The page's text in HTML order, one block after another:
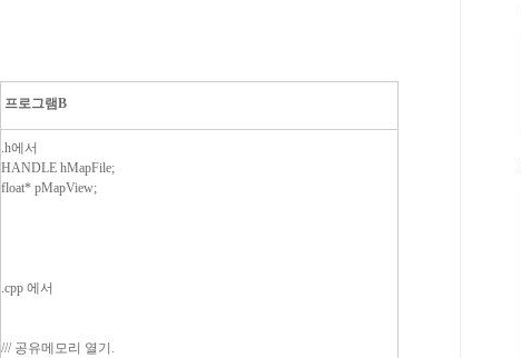
프로그램B
.h에서
HANDLE hMapFile;
float* pMapView;
.cpp 에서
/// 공유메모리 열기.